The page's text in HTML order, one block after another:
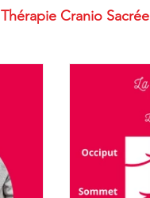
Thérapie Cranio Sacrée